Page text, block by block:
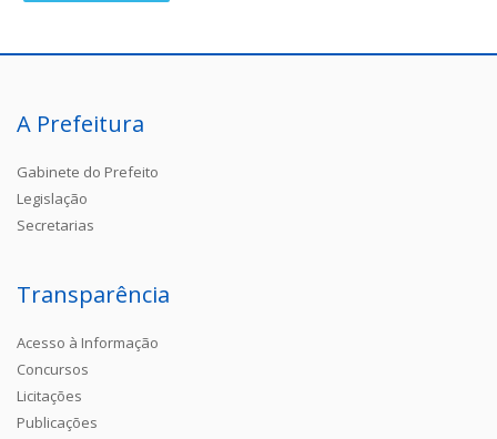
A Prefeitura
Gabinete do Prefeito
Legislação
Secretarias
Transparência
Acesso à Informação
Concursos
Licitações
Publicações